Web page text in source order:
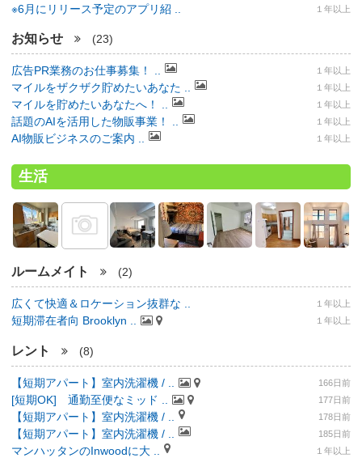
※6月にリリース予定のアプリ紹 .. １年以上
お知らせ (23)
広告PR業務のお仕事募集！ .. １年以上
マイルをザクザク貯めたいあなた .. １年以上
マイルを貯めたいあなたへ！ .. １年以上
話題のAIを活用した物販事業！ .. １年以上
AI物販ビジネスのご案内 .. １年以上
生活
ルームメイト (2)
広くて快適＆ロケーション抜群な .. １年以上
短期滞在者向 Brooklyn .. １年以上
レント (8)
【短期アパート】室内洗濯機 / .. 166日前
[短期OK] 通勤至便なミッド .. 177日前
【短期アパート】室内洗濯機 / .. 178日前
【短期アパート】室内洗濯機 / .. 185日前
マンハッタンのInwoodに大 .. １年以上